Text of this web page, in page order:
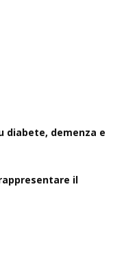
diabete, demenza e
il